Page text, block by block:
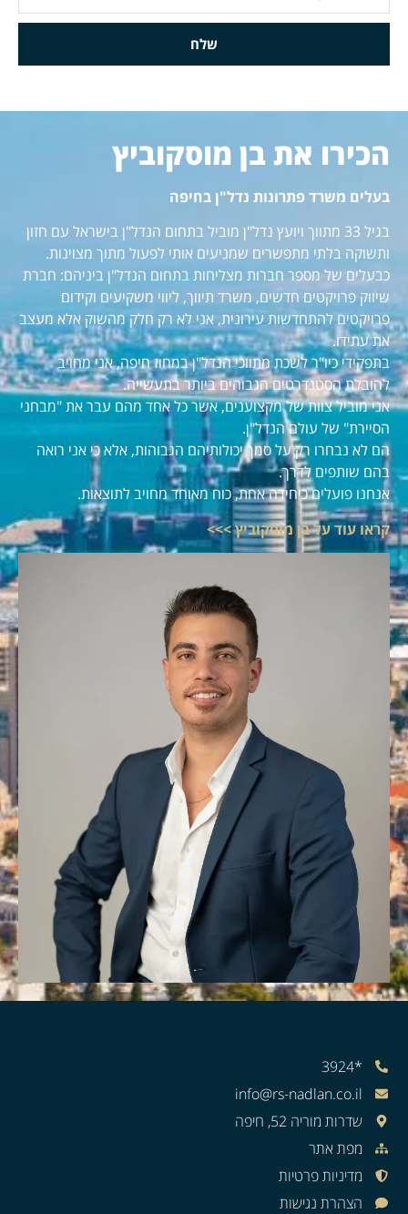
שלח
הכירו את בן מוסקוביץ
בעלים משרד פתרונות נדל"ן בחיפה
בגיל 33 מתווך ויועץ נדל"ן מוביל בתחום הנדל"ן בישראל עם חזון
ותשוקה בלתי מתפשרים שמניעים אותי לפעול מתוך מצוינות.
כבעלים של מספר חברות מצליחות בתחום הנדל"ן ביניהם: חברת
שיווק פרויקטים חדשים, משרד תיווך, ליווי משקיעים וקידום
פרויקטים להתחדשות עירונית, אני לא רק חלק מהשוק אלא מעצב
את עתידו.
בתפקידי כיו"ר לשכת מתווכי הנדל"ן במחוז חיפה, אני מחויב
להובלת הסטנדרטים הגבוהים ביותר בתעשייה.
אני מוביל צוות של מקצוענים, אשר כל אחד מהם עבר את "מבחני
הסיירת" של עולם הנדל"ן.
הם לא נבחרו רק על סמך יכולותיהם הגבוהות, אלא כי אני רואה
בהם שותפים לדרך.
אנחנו פועלים כיחידה אחת, כוח מאוחד מחויב לתוצאות.
קראו עוד על בן מוסקוביץ >>>
*3924
info@rs-nadlan.co.il
שדרות מוריה 52, חיפה
מפת אתר
מדיניות פרטיות
הצהרת נגישות